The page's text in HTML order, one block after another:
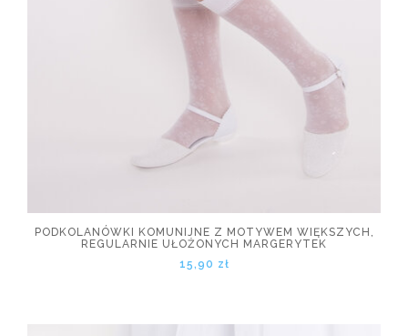
PODKOLANÓWKI KOMUNIJNE Z MOTYWEM WIĘKSZYCH,
REGULARNIE UŁOŻONYCH MARGERYTEK
15,90 zł